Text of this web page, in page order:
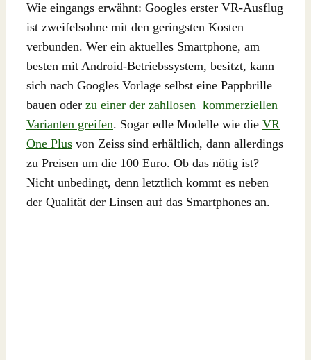
Wie eingangs erwähnt: Googles erster VR-Ausflug
ist zweifelsohne mit den geringsten Kosten
verbunden. Wer ein aktuelles Smartphone, am
besten mit Android-Betriebssystem, besitzt, kann
sich nach Googles Vorlage selbst eine Pappbrille
bauen oder zu einer der zahllosen kommerziellen
Varianten greifen. Sogar edle Modelle wie die VR
One Plus von Zeiss sind erhältlich, dann allerdings
zu Preisen um die 100 Euro. Ob das nötig ist?
Nicht unbedingt, denn letztlich kommt es neben
der Qualität der Linsen auf das Smartphones an.